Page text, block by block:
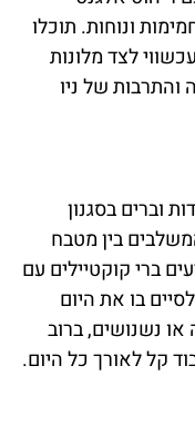
ונוחות. תוכלו
לצד מלונות
של ניו
וברים בסגנון
בין מטבח
ברי קוקטיילים עם
בו את היום
נשנושים, ברוב
קל לאורך כל היום.